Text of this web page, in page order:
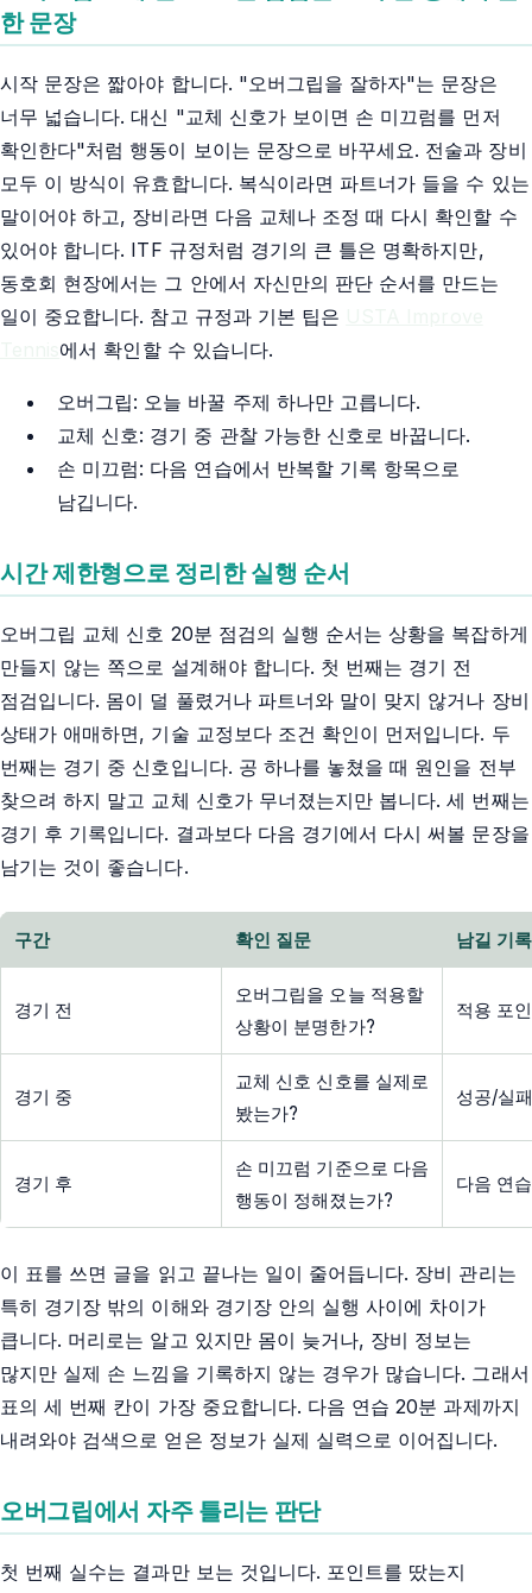
한 문장
시작 문장은 짧아야 합니다. "오버그립을 잘하자"는 문장은
너무 넓습니다. 대신 "교체 신호가 보이면 손 미끄럼를 먼저
확인한다"처럼 행동이 보이는 문장으로 바꾸세요. 전술과 장비
모두 이 방식이 유효합니다. 복식이라면 파트너가 들을 수 있는
말이어야 하고, 장비라면 다음 교체나 조정 때 다시 확인할 수
있어야 합니다. ITF 규정처럼 경기의 큰 틀은 명확하지만,
동호회 현장에서는 그 안에서 자신만의 판단 순서를 만드는
일이 중요합니다. 참고 규정과 기본 팁은
에서 확인할 수 있습니다.
오버그립: 오늘 바꿀 주제 하나만 고릅니다.
교체 신호: 경기 중 관찰 가능한 신호로 바꿉니다.
손 미끄럼: 다음 연습에서 반복할 기록 항목으로
남깁니다.
시간 제한형으로 정리한 실행 순서
오버그립 교체 신호 20분 점검의 실행 순서는 상황을 복잡하게
만들지 않는 쪽으로 설계해야 합니다. 첫 번째는 경기 전
점검입니다. 몸이 덜 풀렸거나 파트너와 말이 맞지 않거나 장비
상태가 애매하면, 기술 교정보다 조건 확인이 먼저입니다. 두
번째는 경기 중 신호입니다. 공 하나를 놓쳤을 때 원인을 전부
찾으려 하지 말고 교체 신호가 무너졌는지만 봅니다. 세 번째는
경기 후 기록입니다. 결과보다 다음 경기에서 다시 써볼 문장을
남기는 것이 좋습니다.
구간 확인 질문 남길 기록
경기 전
오버그립을 오늘 적용할
상황이 분명한가?
적용 포
경기 중
교체 신호 신호를 실제로
봤는가?
성공/실
경기 후
손 미끄럼 기준으로 다음
행동이 정해졌는가?
다음 연
이 표를 쓰면 글을 읽고 끝나는 일이 줄어듭니다. 장비 관리는
특히 경기장 밖의 이해와 경기장 안의 실행 사이에 차이가
큽니다. 머리로는 알고 있지만 몸이 늦거나, 장비 정보는
많지만 실제 손 느낌을 기록하지 않는 경우가 많습니다. 그래서
표의 세 번째 칸이 가장 중요합니다. 다음 연습 20분 과제까지
내려와야 검색으로 얻은 정보가 실제 실력으로 이어집니다.
오버그립에서 자주 틀리는 판단
첫 번째 실수는 결과만 보는 것입니다. 포인트를 땄는지